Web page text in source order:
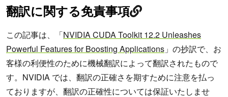
翻訳に関する免責事項
この記事は、「NVIDIA CUDA Toolkit 12.2 Unleashes
Powerful Features for Boosting Applications 」の抄訳で、お
客様の利便性のために機械翻訳によって翻訳されたもので
す。NVIDIA では、翻訳の正確さを期すために注意を払っ
ておりますが、翻訳の正確性については保証いたしませ